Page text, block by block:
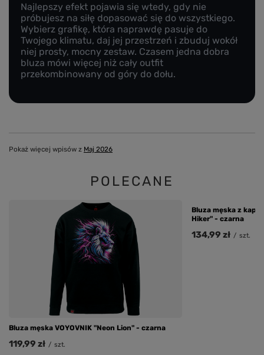
Najlepszy efekt pojawia się wtedy, gdy nie
próbujesz na siłę dopasować się do wszystkiego.
Wybierz grafikę, która naprawdę pasuje do
Twojego klimatu, daj jej przestrzeń i zbuduj wokół
niej prosty, mocny zestaw. Czasem jedna dobra
bluza mówi więcej niż cały outfit
przekombinowany od góry do dołu.
Pokaż więcej wpisów z Maj 2026
POLECANE
Bluza męska VOYOVNIK "Neon Lion" - czarna
119,99 zł / szt.
Bluza męska z
Hiker" - czarna
134,99 zł / szt.